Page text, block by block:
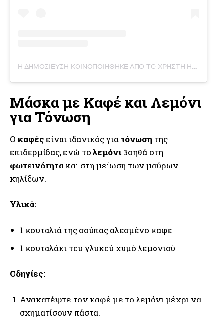
Η ΔΗΜΟΣΊΕΥΣΗ ΚΟΙΝΟΠΟΙΉΘΗΚΕ ΑΠΌ ΤΟ ΧΡΉΣΤΗ HARMONIC ARTS (@HARMONIC_ARTS)
Μάσκα με Καφέ και Λεμόνι
για Τόνωση
Ο καφές είναι ιδανικός για τόνωση της
επιδερμίδας, ενώ το λεμόνιβοηθά στη
φωτεινότητα και στη μείωση των μαύρων
κηλίδων.
Υλικά:
1 κουταλιά της σούπας αλεσμένο καφέ
1 κουταλάκι του γλυκού χυμό λεμονιού
Οδηγίες:
Ανακατέψτε τον καφέ με το λεμόνι μέχρι να
σχηματίσουν πάστα.